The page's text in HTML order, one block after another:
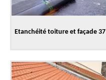
Etanchéité toiture et façade 37